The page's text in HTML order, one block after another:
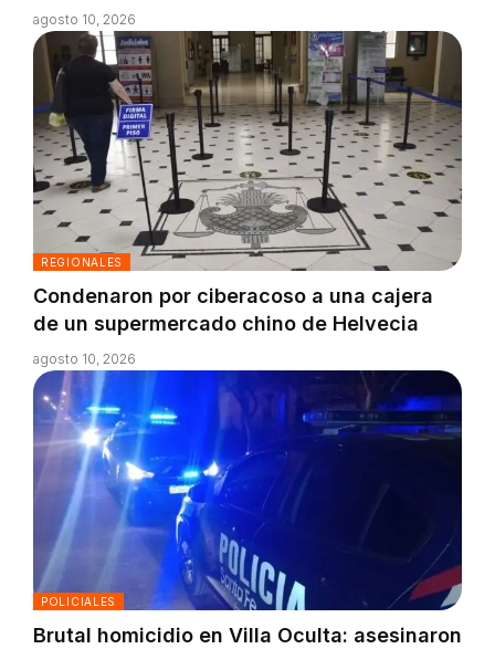
agosto 10, 2026
REGIONALES
Condenaron por ciberacoso a una cajera
de un supermercado chino de Helvecia
agosto 10, 2026
POLICIALES
Brutal homicidio en Villa Oculta: asesinaron